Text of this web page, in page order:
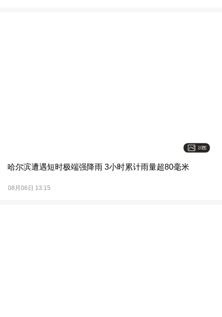
10图
哈尔滨遭遇短时极端强降雨 3小时累计雨量超80毫米
08月06日 13:15